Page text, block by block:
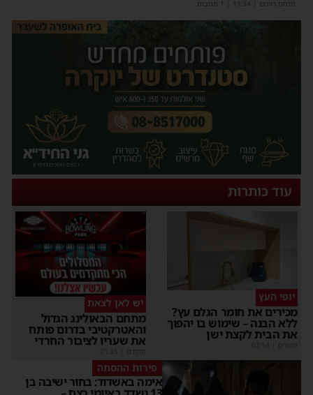
מנחם דויטש 11:34
עוד כותרות
יופי העץ
מכירים את חומר הגלם עץ?
ללא הבנה – שימוש בו יהפוך
את הבית לקצת ישן
מקודם
יש לאן לצאת
מתחם הבאולינג הגדול
והאטרקטיבי בדרום פותח
את שעריו לציבור החרדי
מקודם
פירות ההסתה
אימה באשדוד: בחור ישיבה בן